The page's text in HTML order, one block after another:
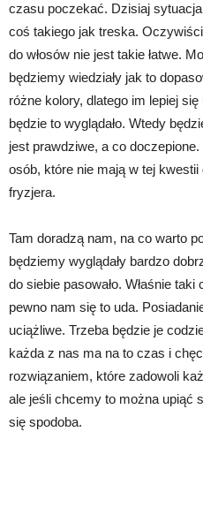
czasu poczekać. Dzisiaj
coś takiego jak treska.
do włosów nie jest takie łatwe.
będziemy wiedziały jak to
różne kolory, dlatego im lepiej
będzie to wyglądało. Wtedy
jest prawdziwe, a co
osób, które nie mają w tej
fryzjera.
Tam doradzą nam, na co warto
będziemy wyglądały bardzo
do siebie pasowało. Właśnie
pewno nam się to uda.
uciążliwe. Trzeba będzie je
każda z nas ma na to czas i
rozwiązaniem, które zadowoli
ale jeśli chcemy to można upiąć
się spodoba.